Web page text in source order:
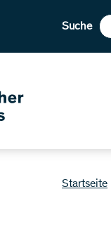
Suche
Startseite